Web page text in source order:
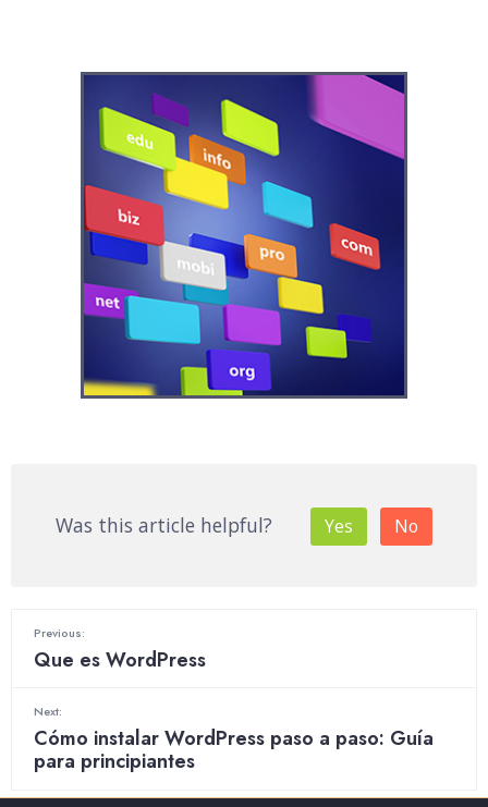
Was this article helpful? Yes No
Previous:
Que es WordPress
Next:
Cómo instalar WordPress paso a paso: Guía
para principiantes